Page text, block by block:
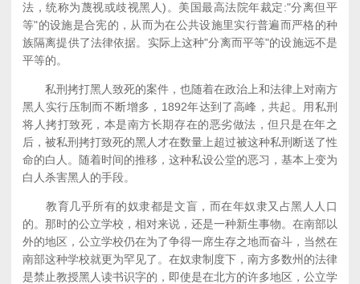
法，统称为蔑视或歧视黑人)。美国最高法院年裁定:"分离但平
等"的设施是合宪的，从而为在公共设施里实行普遍而严格的种
族隔离提供了法律依据。实际上这种"分离而平等"的设施远不是
平等的。
私刑拷打黑人致死的案件，也随着在政治上和法律上对南方
黑人实行压制而不断增多，1892年达到了高峰，共起。用私刑
将人拷打致死，本是南方长期存在的恶劣做法，但只是在年之
后，被私刑拷打致死的黑人才在数量上超过被这种私刑断送了性
命的白人。随着时间的推移，这种私设公堂的恶习，基本上变为
白人杀害黑人的手段。
教育几乎所有的奴隶都是文盲，而在年奴隶又占黑人人口
的。那时的公立学校，相对来说，还是一种新生事物。在南部以
外的地区，公立学校仍在为了争得一席生存之地而奋斗，当然在
南部这种学校就更为罕见了。在奴隶制度下，南方多数州的法律
是禁止教授黑人读书识字的，即使是在北方的许多地区，公立学